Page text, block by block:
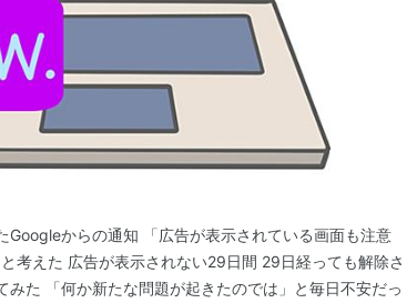
、Spyware Doctor、StarSuite などが無料でパ
脱マイクロソフトへの第1歩となるかもしれない。
制限
協力する姿勢を示したことにより、米議会で問題
Googleからの通知 「広告が表示されている画面も注意
考えた 広告が表示されない29日間 29日経っても解除さ
みた 「何か新たな問題が起きたのでは」と毎日不安だっ